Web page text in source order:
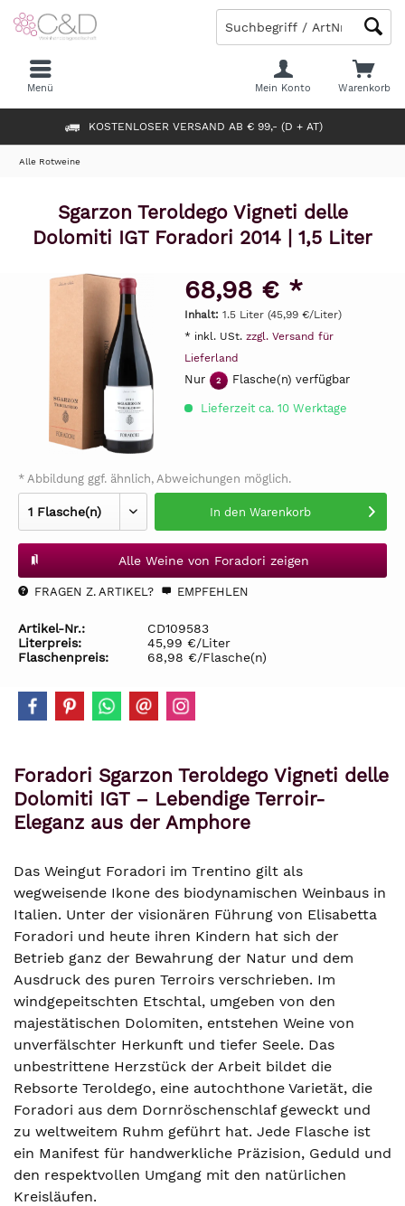
KOSTENLOSER VERSAND AB € 99,- (D + AT)
Warenkorb
Mein Konto
Menü
Alle Rotweine
Sgarzon Teroldego Vigneti delle
Dolomiti IGT Foradori 2014 | 1,5 Liter
68,98 € *
Inhalt: 1.5 Liter (45,99 €/Liter)
* inkl. USt. zzgl. Versand für
Lieferland
Nur 2 Flasche(n) verfügbar
Lieferzeit ca. 10 Werktage
* Abbildung ggf. ähnlich, Abweichungen möglich.
In den Warenkorb
Alle Weine von Foradori zeigen
FRAGEN Z. ARTIKEL? EMPFEHLEN
Artikel-Nr.:
CD109583
Literpreis:
45,99 €/Liter
Flaschenpreis:
68,98 €/Flasche(n)
Foradori Sgarzon Teroldego Vigneti delle
Dolomiti IGT – Lebendige Terroir-
Eleganz aus der Amphore
Das Weingut Foradori im Trentino gilt als
wegweisende Ikone des biodynamischen Weinbaus in
Italien. Unter der visionären Führung von Elisabetta
Foradori und heute ihren Kindern hat sich der
Betrieb ganz der Bewahrung der Natur und dem
Ausdruck des puren Terroirs verschrieben. Im
windgepeitschten Etschtal, umgeben von den
majestätischen Dolomiten, entstehen Weine von
unverfälschter Herkunft und tiefer Seele. Das
unbestrittene Herzstück der Arbeit bildet die
Rebsorte Teroldego, eine autochthone Varietät, die
Foradori aus dem Dornröschenschlaf geweckt und
zu weltweitem Ruhm geführt hat. Jede Flasche ist
ein Manifest für handwerkliche Präzision, Geduld und
den respektvollen Umgang mit den natürlichen
Kreisläufen.